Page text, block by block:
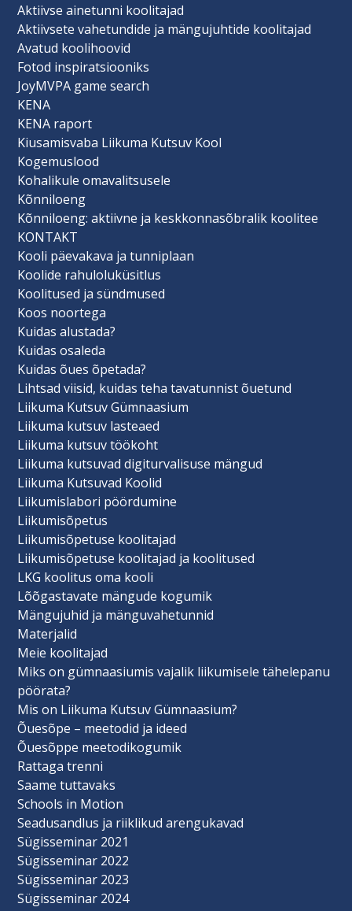
Aktiivse ainetunni koolitajad
Aktiivsete vahetundide ja mängujuhtide koolitajad
Avatud koolihoovid
Fotod inspiratsiooniks
JoyMVPA game search
KENA
KENA raport
Kiusamisvaba Liikuma Kutsuv Kool
Kogemuslood
Kohalikule omavalitsusele
Kõnniloeng
Kõnniloeng: aktiivne ja keskkonnasõbralik koolitee
KONTAKT
Kooli päevakava ja tunniplaan
Koolide rahuloluküsitlus
Koolitused ja sündmused
Koos noortega
Kuidas alustada?
Kuidas osaleda
Kuidas õues õpetada?
Lihtsad viisid, kuidas teha tavatunnist õuetund
Liikuma Kutsuv Gümnaasium
Liikuma kutsuv lasteaed
Liikuma kutsuv töökoht
Liikuma kutsuvad digiturvalisuse mängud
Liikuma Kutsuvad Koolid
Liikumislabori pöördumine
Liikumisõpetus
Liikumisõpetuse koolitajad
Liikumisõpetuse koolitajad ja koolitused
LKG koolitus oma kooli
Lõõgastavate mängude kogumik
Mängujuhid ja mänguvahetunnid
Materjalid
Meie koolitajad
Miks on gümnaasiumis vajalik liikumisele tähelepanu
pöörata?
Mis on Liikuma Kutsuv Gümnaasium?
Õuesõpe – meetodid ja ideed
Õuesõppe meetodikogumik
Rattaga trenni
Saame tuttavaks
Schools in Motion
Seadusandlus ja riiklikud arengukavad
Sügisseminar 2021
Sügisseminar 2022
Sügisseminar 2023
Sügisseminar 2024